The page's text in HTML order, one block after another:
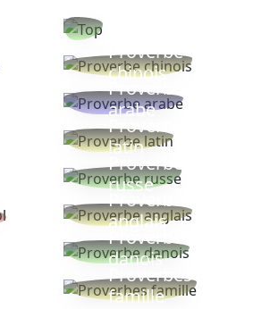
Proverbe
chinois
Proverbe
arabe
Proverbe
latin
Proverbe
russe
Proverbe
anglais
Proverbe
danois
Proverbes
famille